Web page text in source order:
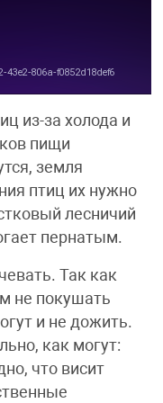
из-за холода и
пищи
земля
птиц их нужно
лесничий
пернатым.
Так как
не покушать
и не дожить.
как могут:
что висит